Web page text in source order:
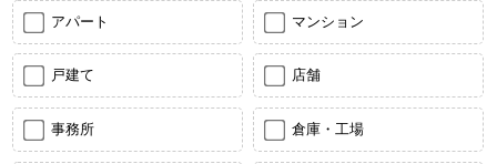
アパート マンション
戸建て 店舗
事務所 倉庫・工場